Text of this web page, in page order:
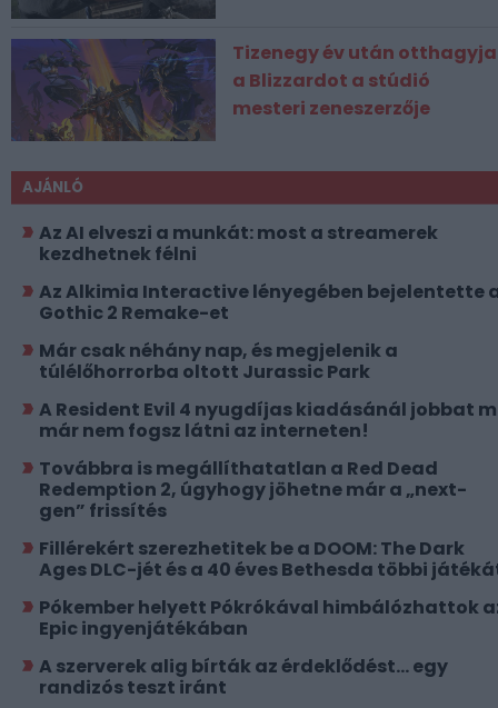
Tizenegy év után otthagyja
a Blizzardot a stúdió
mesteri zeneszerzője
AJÁNLÓ
Az AI elveszi a munkát: most a streamerek
kezdhetnek félni
Az Alkimia Interactive lényegében bejelentette
Gothic 2 Remake-et
Már csak néhány nap, és megjelenik a
túlélőhorrorba oltott Jurassic Park
A Resident Evil 4 nyugdíjas kiadásánál jobbat
már nem fogsz látni az interneten!
Továbbra is megállíthatatlan a Red Dead
Redemption 2, úgyhogy jöhetne már a „next-
gen” frissítés
Fillérekért szerezhetitek be a DOOM: The Dark
Ages DLC-jét és a 40 éves Bethesda többi
Pókember helyett Pókrókával himbálózhattok
Epic ingyenjátékában
A szerverek alig bírták az érdeklődést... egy
randizós teszt iránt